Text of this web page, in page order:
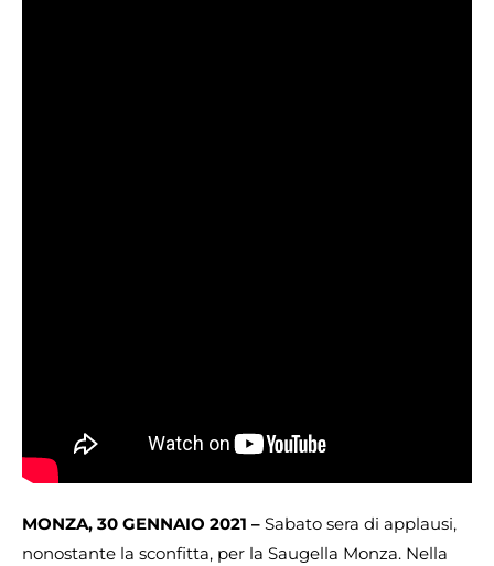
MONZA, 30 GENNAIO 2021 – Sabato sera di applausi,
nonostante la sconfitta, per la Saugella Monza. Nella